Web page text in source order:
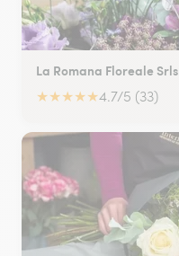
La Romana Floreale Srls
★★★★★4.7/5 (33)